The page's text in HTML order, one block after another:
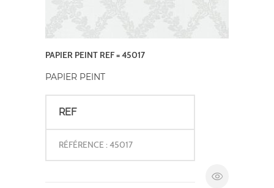
PAPIER PEINT REF = 45017
PAPIER PEINT
REF
RÉFÉRENCE : 45017